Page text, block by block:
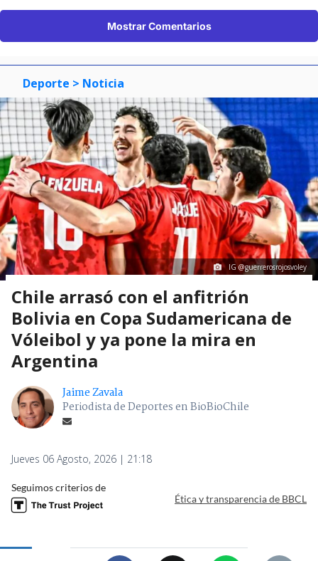
Mostrar Comentarios
Deporte > Noticia
IG @guerrerosrojosvoley
Chile arrasó con el anfitrión
Bolivia en Copa Sudamericana de
Vóleibol y ya pone la mira en
Argentina
Jaime Zavala
Periodista de Deportes en BioBioChile
Jueves 06 Agosto, 2026 | 21:18
Seguimos criterios de
Ética y transparencia de BBCL